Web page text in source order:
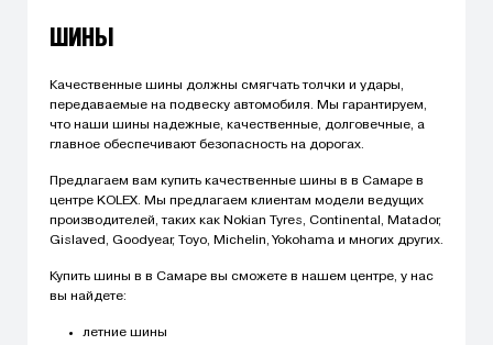
ШИНЫ
Качественные шины должны смягчать толчки и удары,
передаваемые на подвеску автомобиля. Мы гарантируем,
что наши шины надежные, качественные, долговечные, а
главное обеспечивают безопасность на дорогах.
Предлагаем вам купить качественные шины в в Самаре в
центре KOLEX. Мы предлагаем клиентам модели ведущих
производителей, таких как Nokian Tyres, Continental, Matador,
Gislaved, Goodyear, Toyo, Michelin, Yokohama и многих других.
Купить шины в в Самаре вы сможете в нашем центре, у нас
вы найдете:
летние шины